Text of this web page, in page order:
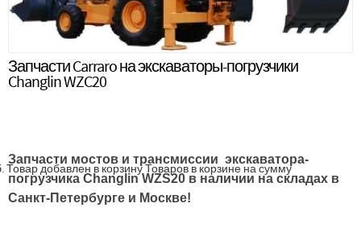
Товар добавлен в корзину Товаров в корзине на сумму
Запчасти Carraro на экскаваторы-погрузчики
Changlin WZC20
Запчасти мостов и трансмиссии экскаватора-
погрузчика Changlin WZS20 в наличии на складах в
Санкт-Петербурге и Москве!